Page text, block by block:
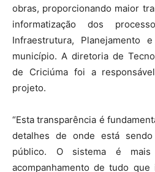
obras, proporcionando maior
informatização dos
Infraestrutura, Planejamento
município. A diretoria de
de Criciúma foi a
projeto.
“Esta transparência é
detalhes de onde está
público. O sistema é mais
acompanhamento de tudo que